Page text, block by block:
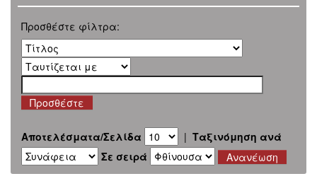
Προσθέστε φίλτρα:
Αποτελέσματα/Σελίδα | Ταξινόμηση ανά
Σε σειρά